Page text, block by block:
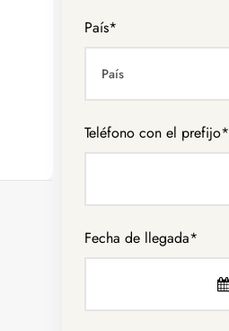
País*
Teléfono con el prefijo*
Fecha de llegada*